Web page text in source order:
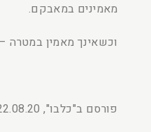
מאמינים במאבקם.
וכשאינך מאמין במטרה
פורסם ב"כלבו", 22.08.20